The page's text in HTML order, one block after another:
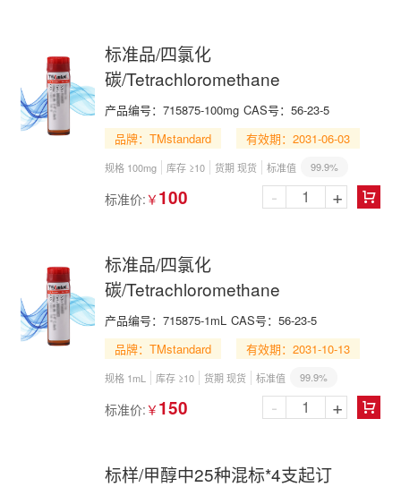
标准品/四氯化
碳/Tetrachloromethane
产品编号： 715875-100mg CAS号： 56-23-5
品牌：TMstandard
有效期：2031-06-03
规格 100mg 库存 ≥10 货期 现货 标准值 99.9%
标准价: ￥ 100 
- +
标准品/四氯化
碳/Tetrachloromethane
产品编号： 715875-1mL CAS号： 56-23-5
品牌：TMstandard
有效期：2031-10-13
规格 1mL 库存 ≥10 货期 现货 标准值 99.9%
标准价: ￥ 150 
- +
标样/甲醇中25种混标*4支起订